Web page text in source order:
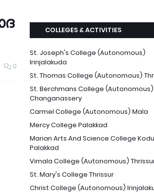
0
COLLEGES & ACTIVITIES
St. Joseph's College (Autonomous)
Irinjalakuda
St. Thomas College (Autonomous)
St. Berchmans College (Autonomous)
Changanassery
Carmel College (Autonomous) Mala
Mercy College Palakkad
Marian Arts And Science College
Palakkad
Vimala College (Autonomous)
St. Mary's College Thrissur
Christ College (Autonomous)